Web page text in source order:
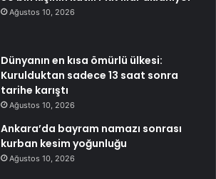
Ağustos 10, 2026
Dünyanın en kısa ömürlü ülkesi:
Kurulduktan sadece 13 saat sonra
tarihe karıştı
Ağustos 10, 2026
Ankara’da bayram namazı sonrası
kurban kesim yoğunluğu
Ağustos 10, 2026